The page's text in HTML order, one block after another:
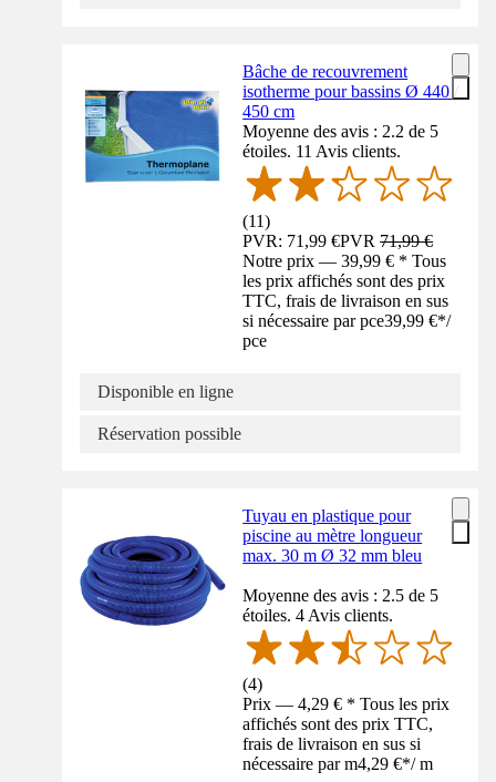
Bâche de recouvrement
isotherme pour bassins Ø 440 /
450 cm
Moyenne des avis : 2.2 de 5
étoiles. 11 Avis clients.
(11)
PVR: 71,99 €PVR71,99 €
Notre prix — 39,99 € * Tous
les prix affichés sont des prix
TTC, frais de livraison en sus
si nécessaire par pce39,99 €*/
pce
Disponible en ligne
Réservation possible
Tuyau en plastique pour
piscine au mètre longueur
max. 30 m Ø 32 mm bleu
Moyenne des avis : 2.5 de 5
étoiles. 4 Avis clients.
(4)
Prix — 4,29 € * Tous les prix
affichés sont des prix TTC,
frais de livraison en sus si
nécessaire par m4,29 €*/ m